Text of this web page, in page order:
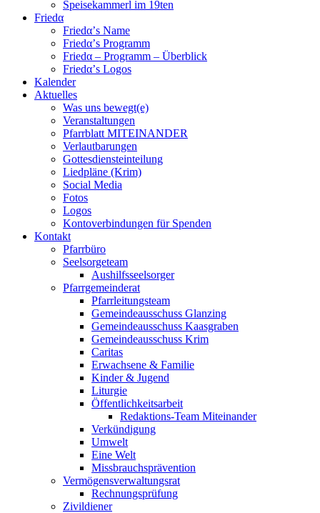
Speisekammerl im 19ten
Friedα
Friedα’s Name
Friedα’s Programm
Friedα – Programm – Überblick
Friedα’s Logos
Kalender
Aktuelles
Was uns bewegt(e)
Veranstaltungen
Pfarrblatt MITEINANDER
Verlautbarungen
Gottesdiensteinteilung
Liedpläne (Krim)
Social Media
Fotos
Logos
Kontoverbindungen für Spenden
Kontakt
Pfarrbüro
Seelsorgeteam
Aushilfsseelsorger
Pfarrgemeinderat
Pfarrleitungsteam
Gemeindeausschuss Glanzing
Gemeindeausschuss Kaasgraben
Gemeindeausschuss Krim
Caritas
Erwachsene & Familie
Kinder & Jugend
Liturgie
Öffentlichkeitsarbeit
Redaktions-Team Miteinander
Verkündigung
Umwelt
Eine Welt
Missbrauchsprävention
Vermögensverwaltungsrat
Rechnungsprüfung
Zivildiener